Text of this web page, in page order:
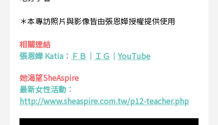
＊本專訪照片與影像皆由張恩嬅授權提供使用
相關連結
張恩嬅 Katia： ＦＢ ｜ ＩＧ ｜ YouTube
她渴望SheAspire
最新女性活動：
http://www.sheaspire.com.tw/p12-teacher.php